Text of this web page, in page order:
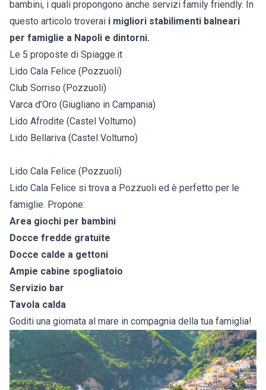
bambini, i quali propongono anche servizi family friendly. In
questo articolo troverai i migliori stabilimenti balneari
per famiglie a Napoli e dintorni.
Le 5 proposte di Spiagge.it
Lido Cala Felice (Pozzuoli)
Club Sorriso (Pozzuoli)
Varca d’Oro (Giugliano in Campania)
Lido Afrodite (Castel Volturno)
Lido Bellariva (Castel Volturno)
Lido Cala Felice (Pozzuoli)
Lido Cala Felice si trova a Pozzuoli ed è perfetto per le
famiglie. Propone:
Area giochi per bambini
Docce fredde gratuite
Docce calde a gettoni
Ampie cabine spogliatoio
Servizio bar
Tavola calda
Goditi una giornata al mare in compagnia della tua famiglia!